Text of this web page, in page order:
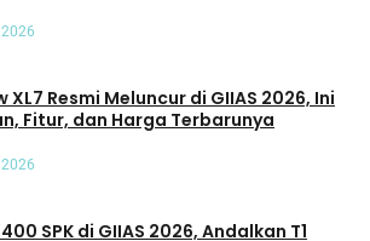
XL7 Resmi Meluncur di GIIAS 2026, Ini
Fitur, dan Harga Terbarunya
SPK di GIIAS 2026, Andalkan T1